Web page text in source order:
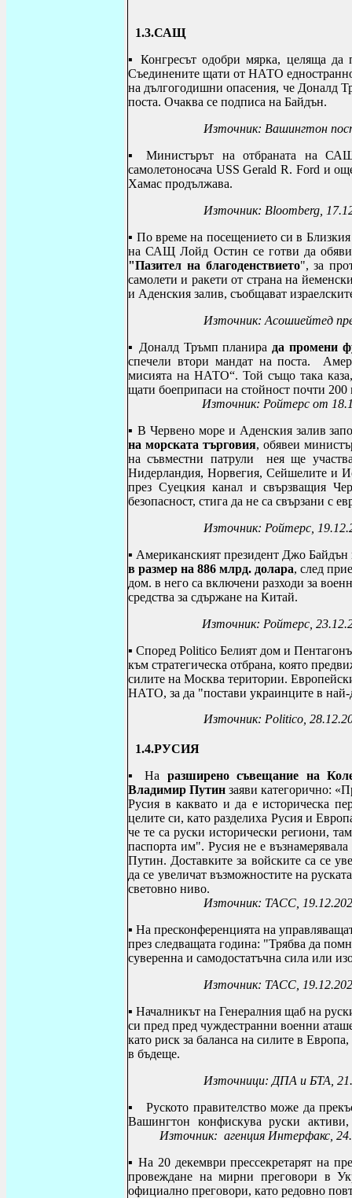
1.3.САЩ
▪Конгресът одобри мярка, целяща
Съединените щати от НАТО
на дългогодишни опасения, че Доналд
поста. Очаква се подписа на Байдън.
Източник: Вашингтон
▪ Министърът на отбраната на
самолетоносача USS Gerald R. Ford и
Хамас продължава.
Източник: Bloomberg,
▪ По време на посещението си в
на САЩ Лойд Остин се готви да
"Пазител на благоденствието", за
самолети и ракети от страна на
и Аденския залив, съобщават
Източник: Асошиейтед
▪ Доналд Тръмп планира да промени
спечели втори мандат на поста.
мисията на НАТО“. Той също така
щати боеприпаси на стойност почти
Източник: Ройтерс от
▪ В Червено море и Аденския залив
на морската търговия, обявеи
на съвместни патрули нея ще
Нидерландия, Норвегия, Сейшелите и
през Суецкия канал и свързващия
безопасност, стига да не са свързани с
Източник: Ройтерс,
▪ Американският президент Джо Байдън
в размер на 886 млрд. долара, след
дом. в него са включени разходи за
средства за сдържане на Китай.
Източник: Ройтерс,
▪ Според Politico Белият дом и
към стратегическа отбрана, която
силите на Москва територии.
НАТО, за да "постави украинците в най-
Източник: Politico,
1.4.РУСИЯ
▪ На разширено съвещание на
Владимир Путин заяви категорично:
Русия в каквато и да е историческа
целите си, като разделиха Русия и
че те са руски исторически региони,
паспорта им". Русия не е
Путин. Доставките за войските са се
да се увеличат възможностите на
световно ниво.
Източник: ТАСС,
▪ На пресконференцията на
през следващата година: "Трябва да
суверенна и самодостатъчна сила или
Източник: ТАСС,
▪ Началникът на Генералния щаб на
си пред пред чуждестранни военни
като риск за баланса на силите в
в бъдеще.
Източници: ДПА и БТА,
▪
Руското правителство може да
Вашингтон конфискува руски
Източник: агенция Интерфакс,
▪ На 20 декември прессекретарят на
провеждане на мирни преговори в
официално преговори, като редовно